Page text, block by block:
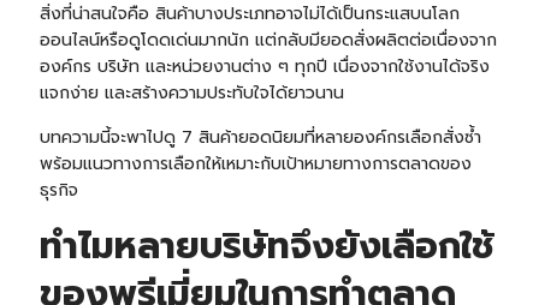
สิ่งที่น่าสนใจคือ สินค้าบางประเภทอาจไม่ได้เป็นกระแสบนโลก
ออนไลน์หรือดูโดดเด่นมากนัก แต่กลับมียอดสั่งผลิตต่อเนื่องจาก
องค์กร บริษัท และหน่วยงานต่าง ๆ ทุกปี เนื่องจากใช้งานได้จริง
แจกง่าย และสร้างความประทับใจได้ยาวนาน
บทความนี้จะพาไปดู 7 สินค้ายอดนิยมที่หลายองค์กรเลือกสั่งซ้ำ
พร้อมแนวทางการเลือกให้เหมาะกับเป้าหมายทางการตลาดของ
ธุรกิจ
ทำไมหลายบริษัทจึงยังเลือกใช้